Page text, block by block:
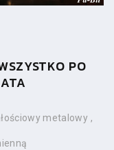
PO
metalowy ,